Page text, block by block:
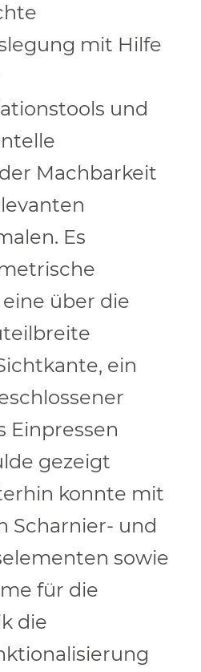
mit Hilfe
und
Machbarkeit
Es
über die
ein
Einpressen
gezeigt
konnte mit
Scharnier- und
sowie
für die
die